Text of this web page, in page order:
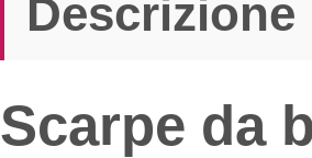
Descrizione
Scarpe da